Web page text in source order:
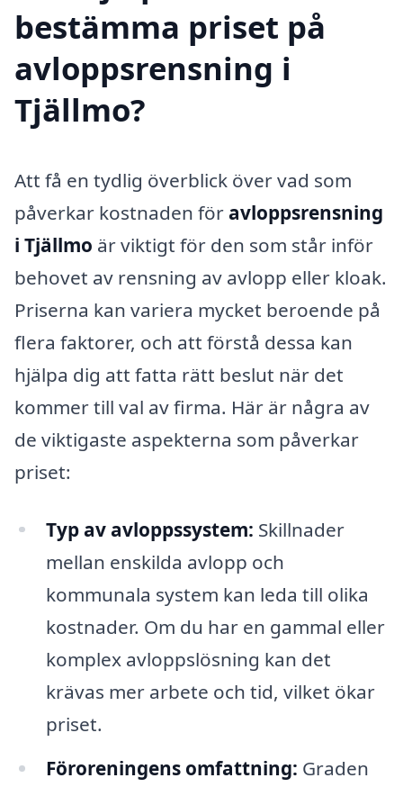
bestämma priset på
avloppsrensning i
Tjällmo?
Att få en tydlig överblick över vad som
påverkar kostnaden för avloppsrensning
i Tjällmo är viktigt för den som står inför
behovet av rensning av avlopp eller kloak.
Priserna kan variera mycket beroende på
flera faktorer, och att förstå dessa kan
hjälpa dig att fatta rätt beslut när det
kommer till val av firma. Här är några av
de viktigaste aspekterna som påverkar
priset:
Typ av avloppssystem: Skillnader
mellan enskilda avlopp och
kommunala system kan leda till olika
kostnader. Om du har en gammal eller
komplex avloppslösning kan det
krävas mer arbete och tid, vilket ökar
priset.
Föroreningens omfattning: Graden